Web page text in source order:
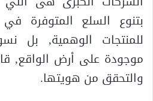
بتنوع السلع المتوفرة
للمنتجات الوهمية, بل
موجودة على أرض الواقع,
والتحقق من هويتها.